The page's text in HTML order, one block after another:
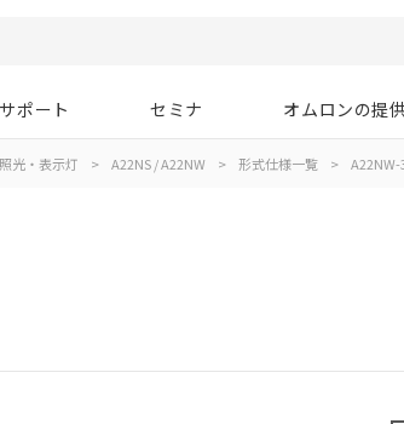
サポート セミナ オムロンの提
光・表示灯 > A22NS / A22NW > 形式仕様一覧 > A22NW-